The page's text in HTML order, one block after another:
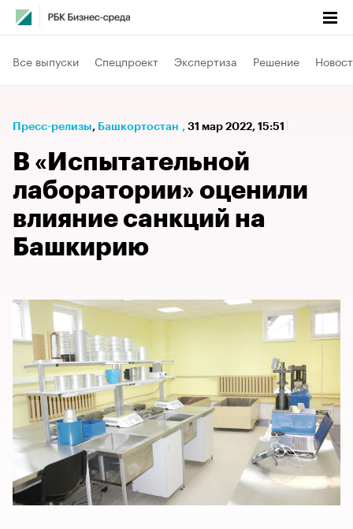
Все выпуски Спецпроект Экспертиза Решение
Пресс-релизы⁠, Башкортостан , 31 мар 2022, 15:51
В «Испытательной
лаборатории» оценили
влияние санкций на
Башкирию